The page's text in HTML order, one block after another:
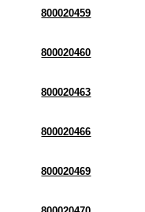
800020459
800020460
800020463
800020466
800020469